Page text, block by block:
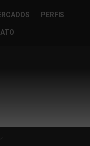
PERFIS